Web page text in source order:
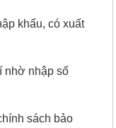
khẩu, có xuất
nhờ nhập số
sách bảo